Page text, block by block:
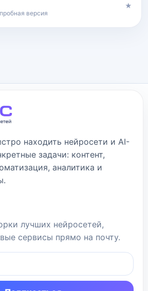
версия
★
находить нейросети и AI-
задачи: контент,
аналитика и
лучших нейросетей,
сервисы прямо на почту.